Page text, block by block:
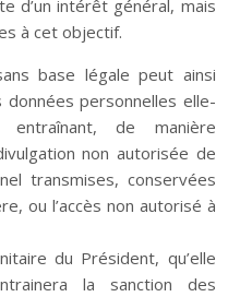
d’un intérêt général, mais
à cet objectif.
base légale peut ainsi
personnelles elle-
de manière
non autorisée de
transmises, conservées
ou l’accès non autorisé à
du Président, qu’elle
la sanction des